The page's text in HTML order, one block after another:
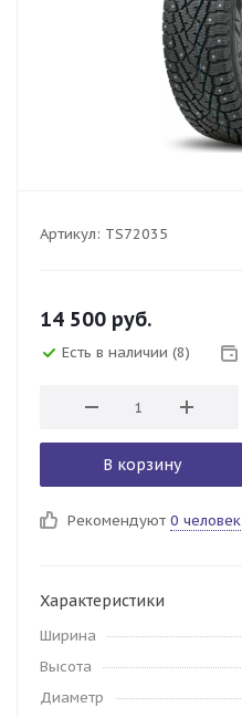
Артикул: TS72035
14 500 руб.
Есть в наличии (8)
В корзину
Рекомендуют 0 человек
Характеристики
Ширина
Высота
Диаметр